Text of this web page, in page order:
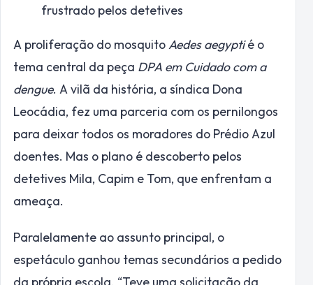
frustrado pelos detetives
A proliferação do mosquitoAedes aegyptié o
tema central da peça DPA em Cuidado com a
dengue. A vilã da história, a síndica Dona
Leocádia, fez uma parceria com os pernilongos
para deixar todos os moradores do Prédio Azul
doentes. Mas o plano é descoberto pelos
detetives Mila, Capim e Tom, que enfrentam a
ameaça.
Paralelamente ao assunto principal, o
espetáculo ganhou temas secundários a pedido